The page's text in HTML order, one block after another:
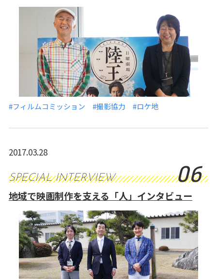
#フィルムコミッション #撮影協力 #ロケ地
2017.03.28
SPECIAL INTERVIEW 06
地域で映画制作を支える「人」インタビュー